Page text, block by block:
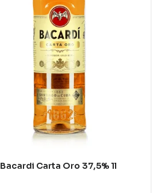
Bacardi Carta Oro 37,5% 1l